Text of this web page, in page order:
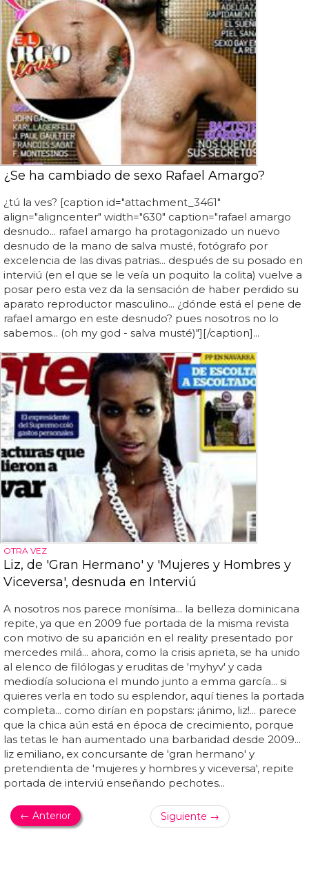
¿Se ha cambiado de sexo Rafael Amargo?
¿tú la ves? [caption id="attachment_3461"
align="aligncenter" width="630" caption="rafael amargo
desnudo... rafael amargo ha protagonizado un nuevo
desnudo de la mano de salva musté, fotógrafo por
excelencia de las divas patrias... después de su posado en
interviú (en el que se le veía un poquito la colita) vuelve a
posar pero esta vez da la sensación de haber perdido su
aparato reproductor masculino... ¿dónde está el pene de
rafael amargo en este desnudo? pues nosotros no lo
sabemos... (oh my god - salva musté)"][/caption]...
OTRA VEZ
Liz, de 'Gran Hermano' y 'Mujeres y Hombres y
Viceversa', desnuda en Interviú
A nosotros nos parece monísima... la belleza dominicana
repite, ya que en 2009 fue portada de la misma revista
con motivo de su aparición en el reality presentado por
mercedes milá... ahora, como la crisis aprieta, se ha unido
al elenco de filólogas y eruditas de 'myhyv' y cada
mediodía soluciona el mundo junto a emma garcía... si
quieres verla en todo su esplendor, aquí tienes la portada
completa... como dirían en popstars: ¡ánimo, liz!... parece
que la chica aún está en época de crecimiento, porque
las tetas le han aumentado una barbaridad desde 2009...
liz emiliano, ex concursante de 'gran hermano' y
pretendienta de 'mujeres y hombres y viceversa', repite
portada de interviú enseñando pechotes...
← Anterior Siguiente →